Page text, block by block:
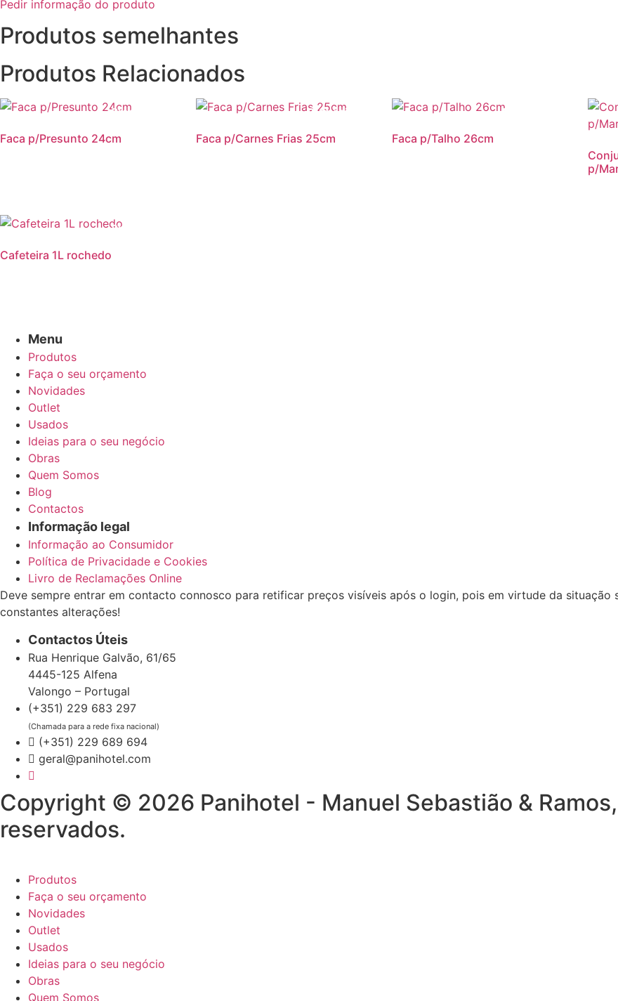
Pedir informação do produto
Produtos semelhantes
Produtos Relacionados
Promoção!
Faca p/Presunto 24cm
Promoção!
Faca p/Carnes Frias 25cm
Promoção!
Faca p/Talho 26cm
p/
Promoção!
Cafeteira 1L rochedo
Menu
Produtos
Faça o seu orçamento
Novidades
Outlet
Usados
Ideias para o seu negócio
Obras
Quem Somos
Blog
Contactos
Informação legal
Informação ao Consumidor
Política de Privacidade e Cookies
Livro de Reclamações Online
Deve sempre entrar em contacto connosco para retificar preços visíveis após o login, pois em virtude da
constantes alterações!
Contactos Úteis
Rua Henrique Galvão, 61/65
4445-125 Alfena
Valongo – Portugal
(+351) 229 683 297
(Chamada para a rede fixa nacional)
(+351) 229 689 694
geral@panihotel.com
Copyright © 2026 Panihotel - Manuel Sebastião &
reservados.
Produtos
Faça o seu orçamento
Novidades
Outlet
Usados
Ideias para o seu negócio
Obras
Quem Somos